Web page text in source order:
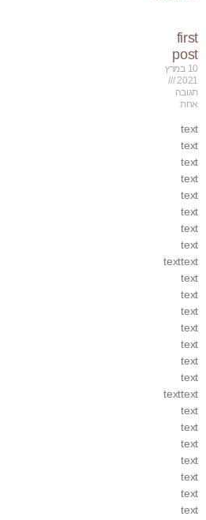
first
post
10 במרץ
2021
תגובה
אחת
text
text
text
text
text
text
text
text
texttext
text
text
text
text
text
text
text
texttext
text
text
text
text
text
text
text